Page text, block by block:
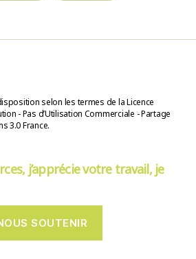
selon les termes de la Licence
- Pas d’Utilisation Commerciale - Partage
3.0 France.
j’apprécie votre travail, je
SOUTENIR